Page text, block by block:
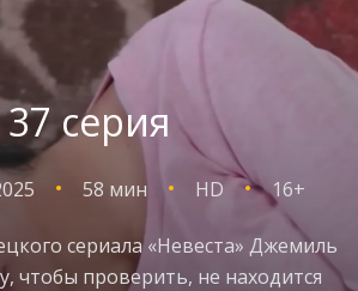
серия
58 мин HD 16+
сериала «Невеста» Джемиль
чтобы проверить, не находится